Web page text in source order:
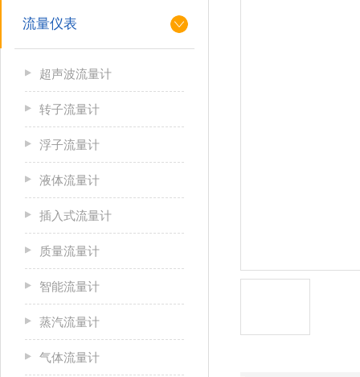
流量仪表
超声波流量计
转子流量计
浮子流量计
液体流量计
插入式流量计
质量流量计
智能流量计
蒸汽流量计
气体流量计